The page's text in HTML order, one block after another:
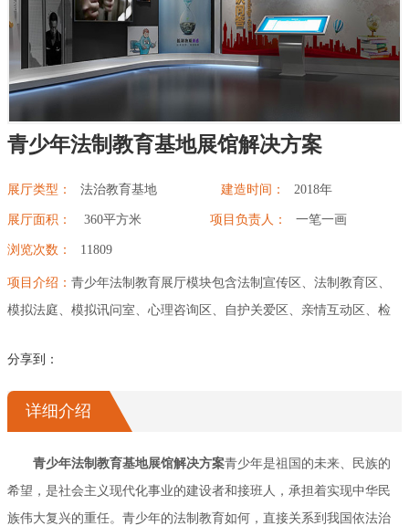
互动投影
幻影成像
数字沙盘
特效屏幕
荣誉资质
诚聘精英
联系我们
区域负责人
青少年法制教育基地展馆解决方案
展厅类型： 法治教育基地 建造时间： 2018年
展厅面积： 360平方米 项目负责人： 一笔一画
浏览次数： 11809
项目介绍： 青少年法制教育展厅模块包含法制宣传区、法制教育区、
模拟法庭、模拟讯问室、心理咨询区、自护关爱区、亲情互动区、检
计理念，通过听取宣讲、参观、互动、参与模拟等活动，使青少年能
融入法制教育过程中，充分学习法律知识，做到懂法、守法、爱法，
并能运用法律来保护自己的权益不受侵害。
分享到：
详细介绍
青少年法制教育基地展馆解决方案青少年是祖国的未来、民族的
希望，是社会主义现代化事业的建设者和接班人，承担着实现中华民
族伟大复兴的重任。青少年的法制教育如何，直接关系到我国依法治